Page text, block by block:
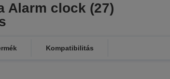
Alarm clock (27)
Kompatibilitás